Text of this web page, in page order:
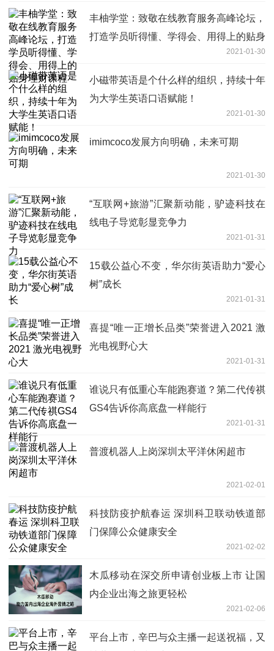
丰柚学堂：致敬在线教育服务高峰论坛，
打造学员听得懂、学得会、用得上的贴身
2021-01-30
小磁带英语是个什么样的组织，持续十年
为大学生英语口语赋能！
2021-01-30
imimcoco发展方向明确，未来可期
2021-01-30
“互联网+旅游”汇聚新动能，驴迹科技在
线电子导览彰显竞争力
2021-01-31
15载公益心不变，华尔街英语助力“爱心
树”成长
2021-01-31
喜提“唯一正增长品类”荣誉进入2021 激
光电视野心大
2021-01-31
谁说只有低重心车能跑赛道？第二代传祺
GS4告诉你高底盘一样能行
2021-01-31
普渡机器人上岗深圳太平洋休闲超市
2021-02-01
科技防疫护航春运 深圳科卫联动铁道部
门保障公众健康安全
2021-02-02
木瓜移动在深交所申请创业板上市 让国
内企业出海之旅更轻松
2021-02-06
平台上市，辛巴与众主播一起送祝福，又